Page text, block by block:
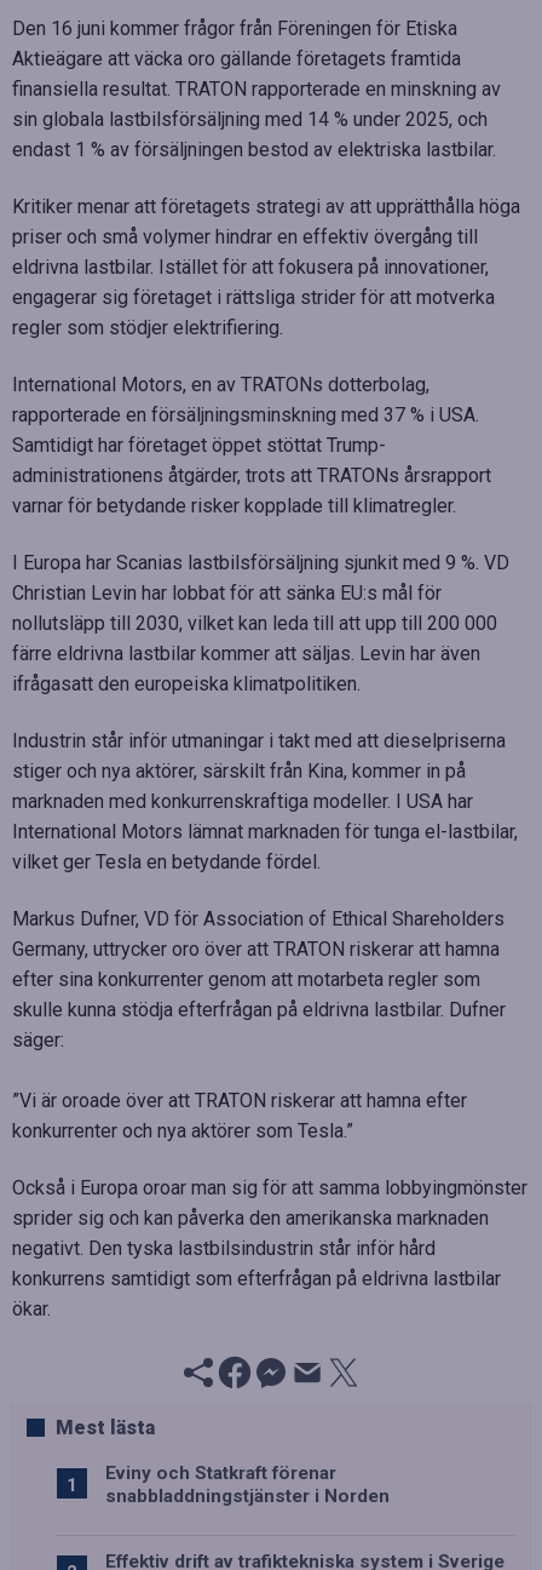
Den 16 juni kommer frågor från Föreningen för Etiska
Aktieägare att väcka oro gällande företagets framtida
finansiella resultat. TRATON rapporterade en minskning av
sin globala lastbilsförsäljning med 14 % under 2025, och
endast 1 % av försäljningen bestod av elektriska lastbilar.
Kritiker menar att företagets strategi av att upprätthålla höga
priser och små volymer hindrar en effektiv övergång till
eldrivna lastbilar. Istället för att fokusera på innovationer,
engagerar sig företaget i rättsliga strider för att motverka
regler som stödjer elektrifiering.
International Motors, en av TRATONs dotterbolag,
rapporterade en försäljningsminskning med 37 % i USA.
Samtidigt har företaget öppet stöttat Trump-
administrationens åtgärder, trots att TRATONs årsrapport
varnar för betydande risker kopplade till klimatregler.
I Europa har Scanias lastbilsförsäljning sjunkit med 9 %. VD
Christian Levin har lobbat för att sänka EU:s mål för
nollutsläpp till 2030, vilket kan leda till att upp till 200 000
färre eldrivna lastbilar kommer att säljas. Levin har även
ifrågasatt den europeiska klimatpolitiken.
Industrin står inför utmaningar i takt med att dieselpriserna
stiger och nya aktörer, särskilt från Kina, kommer in på
marknaden med konkurrenskraftiga modeller. I USA har
International Motors lämnat marknaden för tunga el-lastbilar,
vilket ger Tesla en betydande fördel.
Markus Dufner, VD för Association of Ethical Shareholders
Germany, uttrycker oro över att TRATON riskerar att hamna
efter sina konkurrenter genom att motarbeta regler som
skulle kunna stödja efterfrågan på eldrivna lastbilar. Dufner
säger:
”Vi är oroade över att TRATON riskerar att hamna efter
konkurrenter och nya aktörer som Tesla.”
Också i Europa oroar man sig för att samma lobbyingmönster
sprider sig och kan påverka den amerikanska marknaden
negativt. Den tyska lastbilsindustrin står inför hård
konkurrens samtidigt som efterfrågan på eldrivna lastbilar
ökar.
Mest lästa
Eviny och Statkraft förenar
snabbladdningstjänster i Norden
Effektiv drift av trafiktekniska system i Sverige